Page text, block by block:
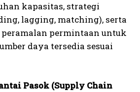
kapasitas, strategi
lagging, matching), serta
permintaan untuk
daya tersedia sesuai
Pasok (Supply Chain